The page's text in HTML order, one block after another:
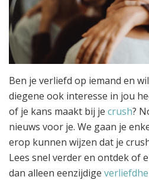
Ben je verliefd op iemand en
diegene ook interesse in jou
of je kans maakt bij je crush?
nieuws voor je. We gaan je
erop kunnen wijzen dat je
Lees snel verder en ontdek of
dan alleen eenzijdige